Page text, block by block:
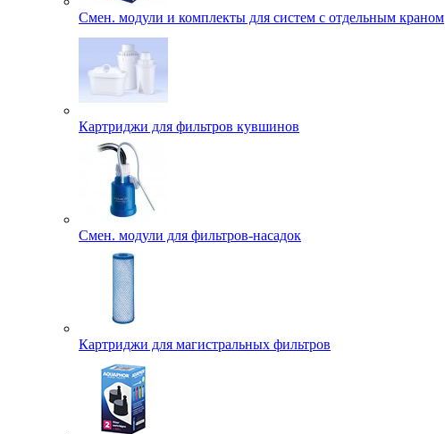
Смен. модули и комплекты для систем с отдельным краном
Картриджи для фильтров кувшинов
Смен. модули для фильтров-насадок
Картриджи для магистральных фильтров